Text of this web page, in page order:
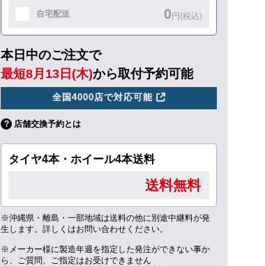
自宅配送 0円(税込)
本日中のご注文で
最短8月13日(木)から取付予約可能
全国4000店で対応可能
店舗交換予約とは
タイヤ4本・ホイール4本送料
送料無料
※沖縄県・離島・一部地域は送料の他に別途中継料が発
生します。詳しくはお問い合わせください。
※メーカー様に製造年週を指定した発注ができない事か
ら、ご質問、ご指定はお受けできません